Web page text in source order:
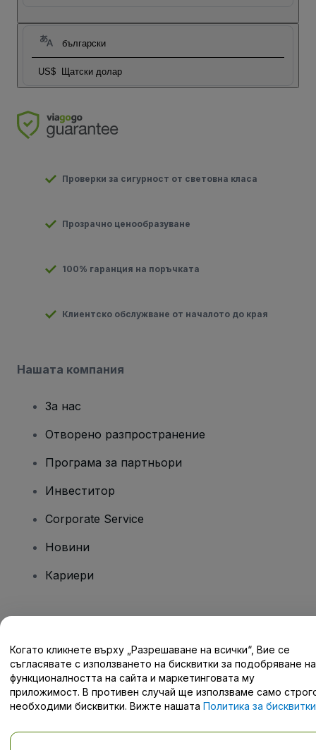
български
US$ Щатски долар
Проверки за сигурност от световна класа
Прозрачно ценообразуване
100% гаранция на поръчката
Клиентско обслужване от началото до края
Нашата компания
За нас
Отворено разпространение
Програма за партньори
Инвеститор
Corporate Service
Новини
Кариери
Помощен център / Свържете се с нас
Когато кликнете върху „Разрешаване на всички“, Вие се
съгласявате с използването на бисквитки за подобряване на
функционалността на сайта и маркетинговата му
приложимост. В противен случай ще използваме само
необходими бисквитки. Вижте нашата Политика за бисквитки